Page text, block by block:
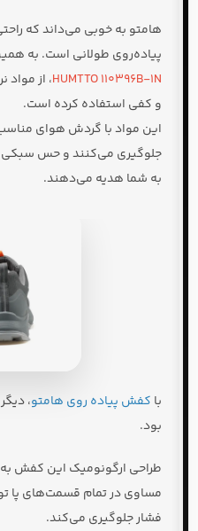
هامتو به خوبی می‌داند که
پیاده‌روی طولانی است. به
HUMTTO 110396B-1N، از
و کفی استفاده کرده است.
این مواد با گردش هوای
جلوگیری می‌کنند و حس سبکی
به شما هدیه می‌دهند.
با کفش پیاده روی هامتو،
بود.
طراحی ارگونومیک این کفش
مساوی در تمام قسمت‌های پا
فشار جلوگیری می‌کند.